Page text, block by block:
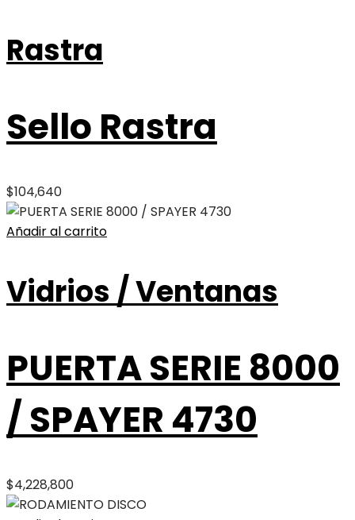
Rastra
Sello Rastra
$104,640
Añadir al carrito
Vidrios / Ventanas
PUERTA SERIE 8000
/ SPAYER 4730
$4,228,800